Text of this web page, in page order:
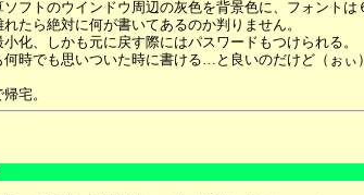
フトのウインドウ周辺の灰色を背景色に、フォントは
たら絶対に何が書いてあるのか判りません。
化、しかも元に戻す際にはパスワードもつけられる。
時でも思いついた時に書ける…と良いのだけど（ぉぃ
宅。